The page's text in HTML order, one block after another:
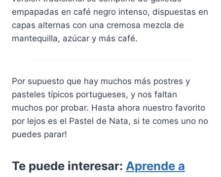
empapadas en café negro intenso, dispuestas en
capas alternas con una cremosa mezcla de
mantequilla, azúcar y más café.
Por supuesto que hay muchos más postres y
pasteles típicos portugueses, y nos faltan
muchos por probar. Hasta ahora nuestro favorito
por lejos es el Pastel de Nata, si te comes uno no
puedes parar!
Te puede interesar: Aprende a